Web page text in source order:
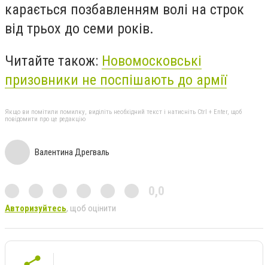
карається позбавленням волі на строк
від трьох до семи років.
Читайте також: Новомосковські
призовники не поспішають до армії
Якщо ви помітили помилку, виділіть необхідний текст і натисніть Ctrl + Enter, щоб
повідомити про це редакцію
Валентина Дрегваль
0,0
Авторизуйтесь, щоб оцінити